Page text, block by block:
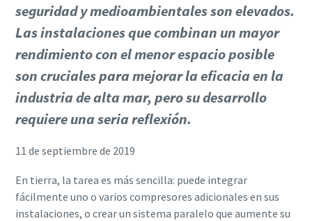
seguridad y medioambientales son elevados.
Las instalaciones que combinan un mayor
rendimiento con el menor espacio posible
son cruciales para mejorar la eficacia en la
industria de alta mar, pero su desarrollo
requiere una seria reflexión.
11 de septiembre de 2019
En tierra, la tarea es más sencilla: puede integrar
fácilmente uno o varios compresores adicionales en sus
instalaciones, o crear un sistema paralelo que aumente su